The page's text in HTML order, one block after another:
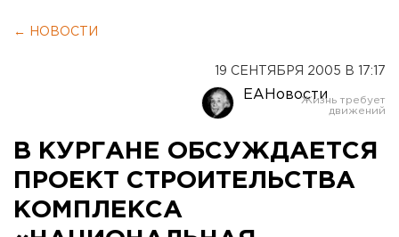
← НОВОСТИ
19 СЕНТЯБРЯ 2005 В 17:17
ЕАНовости
В КУРГАНЕ ОБСУЖДАЕТСЯ
ПРОЕКТ СТРОИТЕЛЬСТВА
КОМПЛЕКСА